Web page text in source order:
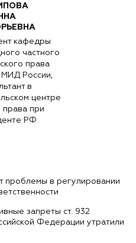
кафедры
частного
права
России,
в
центре
права при
РФ
проблемы в регулировании
запреты ст. 932
Федерации утратили